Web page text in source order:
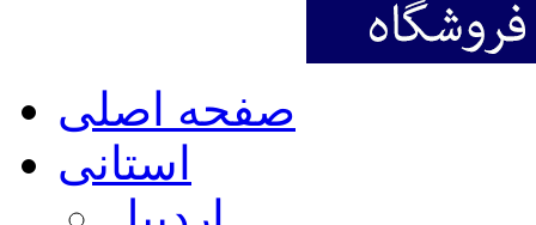
صفحه اصلی
استانی